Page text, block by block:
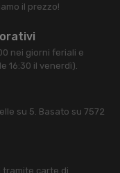
il prezzo!
nei giorni feriali e
16:30 il venerdì).
su 5 . Basato su 7572
carte di